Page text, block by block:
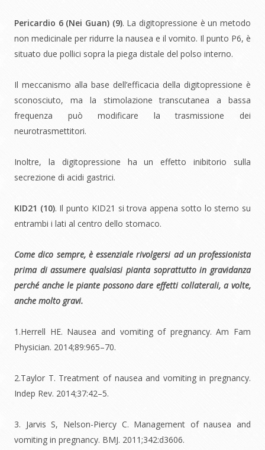
Pericardio 6 (Nei Guan) (9). La digitopressione è un metodo
non medicinale per ridurre la nausea e il vomito. Il punto P6, è
situato due pollici sopra la piega distale del polso interno.
Il meccanismo alla base dell’efficacia della digitopressione è
sconosciuto, ma la stimolazione transcutanea a bassa
frequenza può modificare la trasmissione dei
neurotrasmettitori.
Inoltre, la digitopressione ha un effetto inibitorio sulla
secrezione di acidi gastrici.
KID21 (10). Il punto KID21 si trova appena sotto lo sterno su
entrambi i lati al centro dello stomaco.
Come dico sempre, è essenziale rivolgersi ad un professionista
prima di assumere qualsiasi pianta soprattutto in gravidanza
perché anche le piante possono dare effetti collaterali, a volte,
anche molto gravi.
1.Herrell HE. Nausea and vomiting of pregnancy. Am Fam
Physician. 2014;89:965–70.
2.Taylor T. Treatment of nausea and vomiting in pregnancy.
Indep Rev. 2014;37:42–5.
3. Jarvis S, Nelson-Piercy C. Management of nausea and
vomiting in pregnancy. BMJ. 2011;342:d3606.